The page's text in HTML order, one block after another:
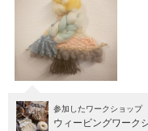
参加したワークショップ
ウィービングワーク